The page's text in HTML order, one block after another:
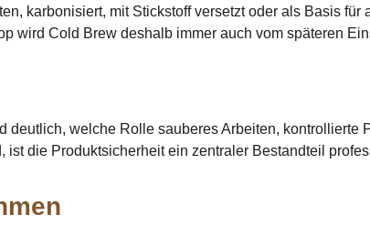
karbonisiert, mit Stickstoff versetzt oder als Basis
wird Cold Brew deshalb immer auch vom späteren
welche Rolle sauberes Arbeiten, kontrollierte
die Produktsicherheit ein zentraler Bestandteil